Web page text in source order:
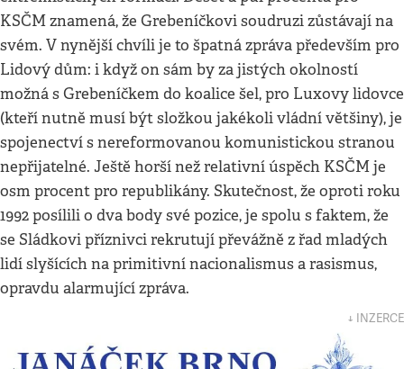
KSČM znamená, že Grebeníčkovi soudruzi zůstávají na
svém. V nynější chvíli je to špatná zpráva především pro
Lidový dům: i když on sám by za jistých okolností
možná s Grebeníčkem do koalice šel, pro Luxovy lidovce
(kteří nutně musí být složkou jakékoli vládní většiny), je
spojenectví s nereformovanou komunistickou stranou
nepřijatelné. Ještě horší než relativní úspěch KSČM je
osm procent pro republikány. Skutečnost, že oproti roku
1992 posílili o dva body své pozice, je spolu s faktem, že
se Sládkovi příznivci rekrutují převážně z řad mladých
lidí slyšících na primitivní nacionalismus a rasismus,
opravdu alarmující zpráva.
↓ INZERCE